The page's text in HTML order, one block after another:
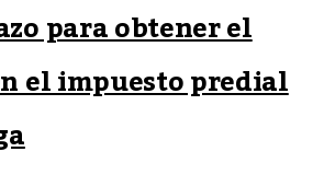
del parque de Balcones del
hurto
para obtener el
el impuesto predial